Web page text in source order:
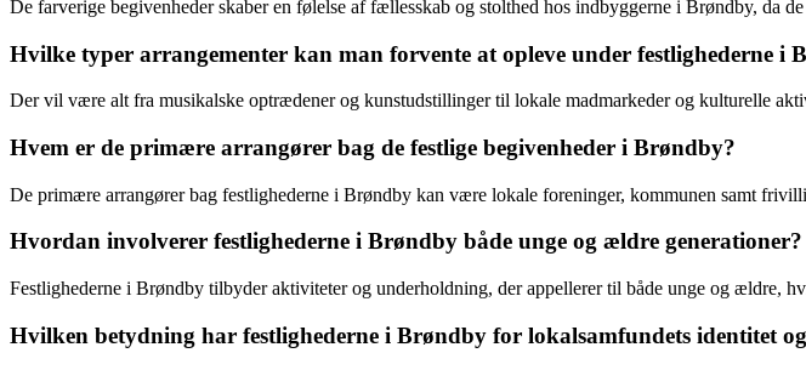
De farverige begivenheder skaber en følelse af fællesskab og stolthed hos indbyggerne i Brøndby, da
Hvilke typer arrangementer kan man forvente at opleve under festlighederne i
Der vil være alt fra musikalske optrædener og kunstudstillinger til lokale madmarkeder og kulturelle
Hvem er de primære arrangører bag de festlige begivenheder i Brøndby?
De primære arrangører bag festlighederne i Brøndby kan være lokale foreninger, kommunen samt
Hvordan involverer festlighederne i Brøndby både unge og ældre generationer?
Festlighederne i Brøndby tilbyder aktiviteter og underholdning, der appellerer til både unge og ældre,
Hvilken betydning har festlighederne i Brøndby for lokalsamfundets identitet